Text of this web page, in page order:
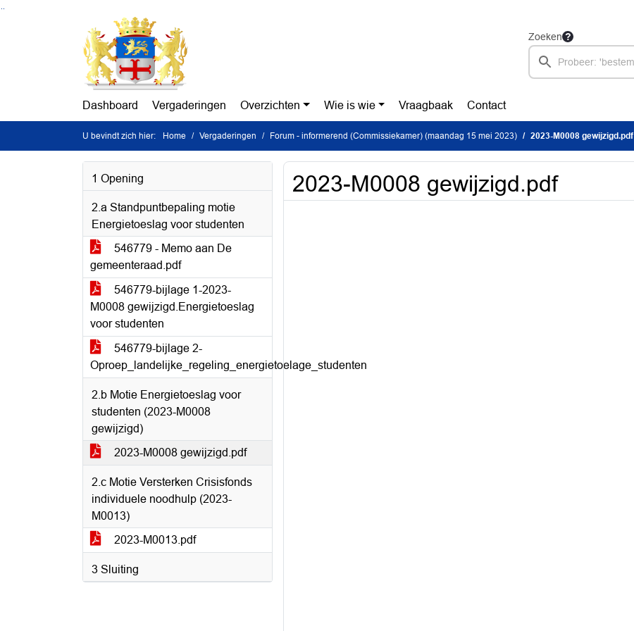
Ga naar de inhoud van deze pagina
Zoeken
Dashboard Vergaderingen Overzichten Wie is wie Vraagbaak Contact
U bevindt zich hier: Home Vergaderingen Forum - informerend (Commissiekamer) (maandag 15 mei 2023) 2023-M0008 gewijzigd.pdf
1 Opening
2.a Standpuntbepaling motie
Energietoeslag voor studenten
546779 - Memo aan De
gemeenteraad.pdf
546779-bijlage 1-2023-
M0008 gewijzigd.Energietoeslag
voor studenten
546779-bijlage 2-
Oproep_landelijke_regeling_energietoelage_studenten
2.b Motie Energietoeslag voor
studenten (2023-M0008
gewijzigd)
2023-M0008 gewijzigd.pdf
2.c Motie Versterken Crisisfonds
individuele noodhulp (2023-
M0013)
2023-M0013.pdf
3 Sluiting
2023-M0008 gewijzigd.pdf